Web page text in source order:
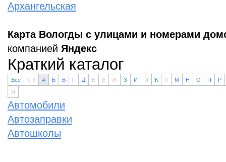
Архангельская
Карта Вологды с улицами и номерами
компанией Яндекс
Краткий каталог
Всё 0-9 А Б В Г Д Е Ё Ж З И Й К Л М Н О П
Р
Я
Автомобили
Автозаправки
Автошколы